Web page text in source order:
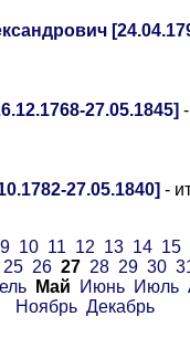
27.05.1845]
27.05.1840] -
10 11 12 13 14 15
25 26 27 28 29 30
Май Июнь Июль
Ноябрь Декабрь